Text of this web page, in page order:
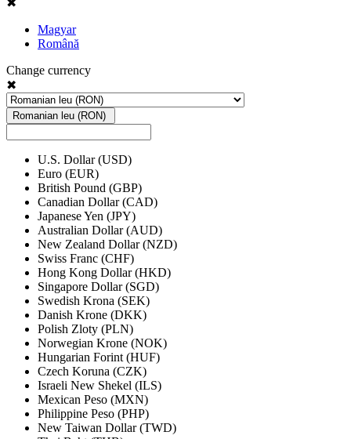
✖
Magyar
Română
Change currency
✖
Romanian leu (RON)
U.S. Dollar (USD)
Euro (EUR)
British Pound (GBP)
Canadian Dollar (CAD)
Japanese Yen (JPY)
Australian Dollar (AUD)
New Zealand Dollar (NZD)
Swiss Franc (CHF)
Hong Kong Dollar (HKD)
Singapore Dollar (SGD)
Swedish Krona (SEK)
Danish Krone (DKK)
Polish Zloty (PLN)
Norwegian Krone (NOK)
Hungarian Forint (HUF)
Czech Koruna (CZK)
Israeli New Shekel (ILS)
Mexican Peso (MXN)
Philippine Peso (PHP)
New Taiwan Dollar (TWD)